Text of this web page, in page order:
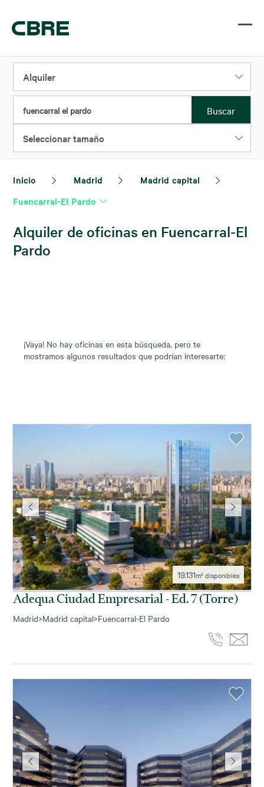
Alquiler
fuencarral el pardo Buscar
Seleccionar tamaño
Inicio Madrid
Madrid capital
Fuencarral-El Pardo
Alquiler de oficinas en Fuencarral-El
Pardo
¡Vaya! No hay oficinas en esta búsqueda, pero te
mostramos algunos resultados que podrían interesarte:
19.131m² disponibles
Adequa Ciudad Empresarial - Ed. 7 (torre)
Madrid>Madrid capital>Fuencarral-El Pardo